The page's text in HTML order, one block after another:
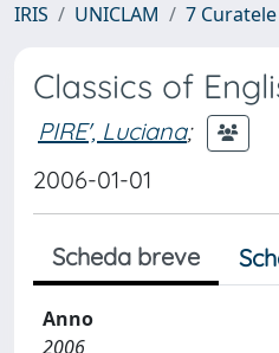
IRIS UNICLAM 7 Curatele
Classics of
PIRE', Luciana;
2006-01-01
Scheda breve
Anno
2006